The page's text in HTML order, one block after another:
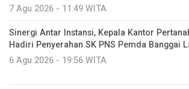
7 Agu 2026 - 11:49 WITA
Sinergi Antar Instansi, Kepala Kantor
Hadiri Penyerahan SK PNS Pemda Banggai
6 Agu 2026 - 19:56 WITA